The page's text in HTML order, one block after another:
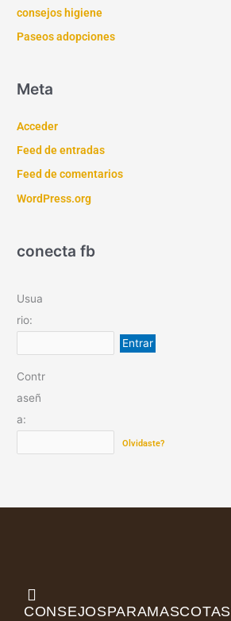
consejos higiene
Paseos adopciones
Meta
Acceder
Feed de entradas
Feed de comentarios
WordPress.org
conecta fb
Usua
rio:
Contr
aseñ
a:
Olvidaste?
CONSEJOSPARAMASCOTAS